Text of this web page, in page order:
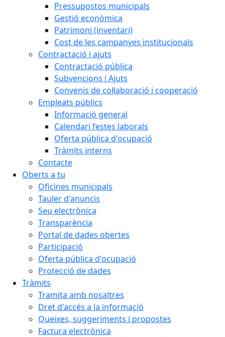
Pressupostos municipals
Gestió econòmica
Patrimoni (inventari)
Cost de les campanyes institucionals
Contractació i ajuts
Contractació pública
Subvencions i Ajuts
Convenis de col·laboració i cooperació
Empleats públics
Informació general
Calendari festes laborals
Oferta pública d'ocupació
Tràmits interns
Contacte
Oberts a tu
Oficines municipals
Tauler d'anuncis
Seu electrònica
Transparència
Portal de dades obertes
Participació
Oferta pública d'ocupació
Protecció de dades
Tràmits
Tramita amb nosaltres
Dret d'accés a la informació
Queixes, suggeriments i propostes
Factura electrònica